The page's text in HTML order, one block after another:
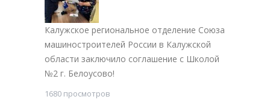
Калужское региональное отделение Союза
машиностроителей России в Калужской
области заключило соглашение с Школой
№2 г. Белоусово!
1680 просмотров